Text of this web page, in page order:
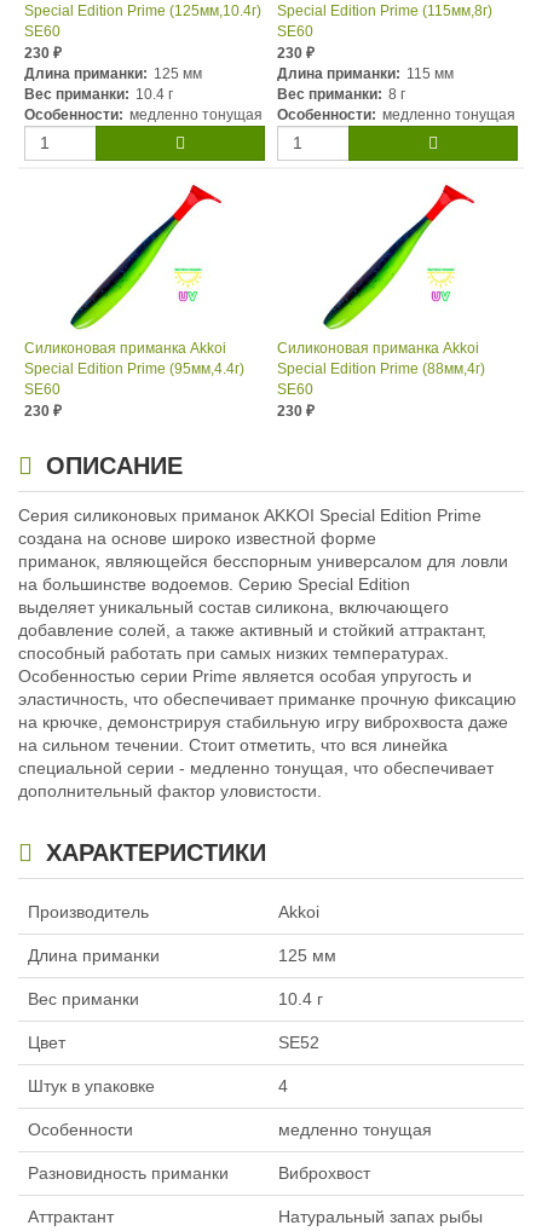
Special Edition Prime (125мм,10.4г)
SE60
230 ₽
Длина приманки: 125 мм
Вес приманки: 10.4 г
Особенности: медленно тонущая
Special Edition Prime (115мм,8г)
SE60
230 ₽
Длина приманки: 115 мм
Вес приманки: 8 г
Особенности: медленно тонущая
Силиконовая приманка Akkoi
Special Edition Prime (95мм,4.4г)
SE60
230 ₽
Особенности:медленно тонущая
Силиконовая приманка Akkoi
Special Edition Prime (88мм,4г)
SE60
230 ₽
Силиконовая приманка Akkoi
Special Edition Prime (75мм,3.1г)
SE60
230 ₽
Длина приманки: 75 мм
Силиконовая приманка Akkoi
Special Edition Prime (125мм,10.4г)
SE58
230₽
Длина приманки:
Силиконовая приманка Akkoi
Special Edition Prime (125мм,10.4г)
SE59
230₽
Длина приманки:125 мм
Вес приманки:10.4 г
Силиконовая приманка Akkoi
Special Edition Prime (125мм,10.4г)
SE56
230₽
Длина приманки:125 мм
Вес приманки:
ОПИСАНИЕ
Серия силиконовых приманок AKKOI Special Edition Prime
создана на основе широко известной форме
приманок, являющейся бесспорным универсалом для ловли
на большинстве водоемов. Серию Special Edition
выделяет уникальный состав силикона, включающего
добавление солей, а также активный и стойкий аттрактант,
способный работать при самых низких температурах.
Особенностью серии Prime является особая упругость и
эластичность, что обеспечивает приманке прочную фиксацию
на крючке, демонстрируя стабильную игру виброхвоста даже
на сильном течении. Стоит отметить, что вся линейка
специальной серии - медленно тонущая, что обеспечивает
дополнительный фактор уловистости.
ХАРАКТЕРИСТИКИ
Производитель Akkoi
Длина приманки 125 мм
Вес приманки 10.4 г
Цвет SE52
Штук в упаковке 4
Особенности медленно тонущая
Разновидность приманки Виброхвост
Аттрактант Натуральный запах рыбы